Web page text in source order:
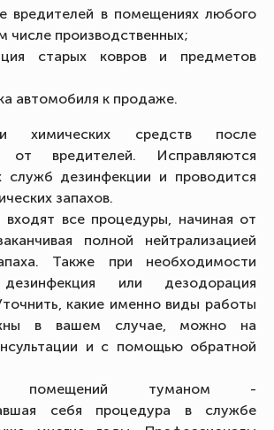
вредителей в помещениях любого
числе производственных;
старых ковров и предметов
автомобиля к продаже.
химических средств после
от вредителей. Исправляются
служб дезинфекции и проводится
запахов.
все процедуры, начиная от
полной нейтрализацией
Также при необходимости
дезинфекция или дезодорация
какие именно виды работы
в вашем случае, можно на
и с помощью обратной
помещений туманом -
себя процедура в службе